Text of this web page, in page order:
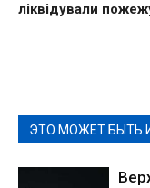
ліквідували
ЭТО МОЖЕТ БЫТЬ